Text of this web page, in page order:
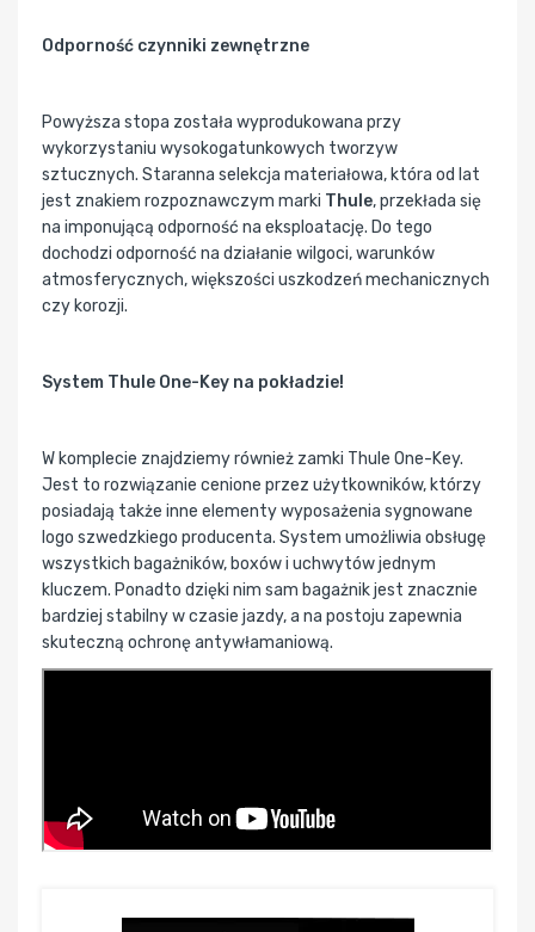
Odporność czynniki zewnętrzne
Powyższa stopa została wyprodukowana przy
wykorzystaniu wysokogatunkowych tworzyw
sztucznych. Staranna selekcja materiałowa, która od lat
jest znakiem rozpoznawczym marki Thule, przekłada się
na imponującą odporność na eksploatację. Do tego
dochodzi odporność na działanie wilgoci, warunków
atmosferycznych, większości uszkodzeń mechanicznych
czy korozji.
System Thule One-Key na pokładzie!
W komplecie znajdziemy również zamki Thule One-Key.
Jest to rozwiązanie cenione przez użytkowników, którzy
posiadają także inne elementy wyposażenia sygnowane
logo szwedzkiego producenta. System umożliwia obsługę
wszystkich bagażników, boxów i uchwytów jednym
kluczem. Ponadto dzięki nim sam bagażnik jest znacznie
bardziej stabilny w czasie jazdy, a na postoju zapewnia
skuteczną ochronę antywłamaniową.